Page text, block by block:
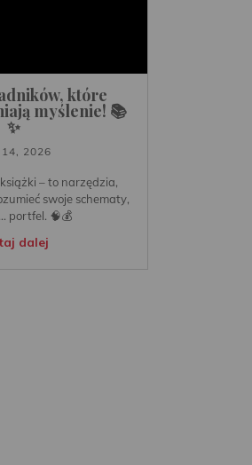
które
myślenie! 📚
✨
2026
– to narzędzia,
swoje schematy,
portfel. 🧠💰
dalej